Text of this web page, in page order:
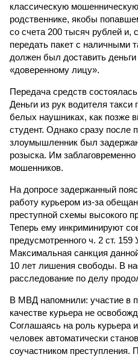
классическую
родственнике, якобы
со счета 200 тысяч рублей и,
передать пакет с наличными
должен был доставить
«доверенному лицу».
Передача средств
Деньги из рук водителя
белых наушниках, как позже
студент. Однако сразу после
злоумышленник был
розыска. Им заблаговременно
мошенников.
На допросе задержанный
работу курьером из-за
преступной схемы высокого
Теперь ему инкриминируют
предусмотренного ч. 2 ст.
Максимальная санкция
10 лет лишения свободы. В
расследование по делу
В МВД напомнили: участие в
качестве курьера не
Соглашаясь на роль курьера
человек автоматически
соучастником преступления.